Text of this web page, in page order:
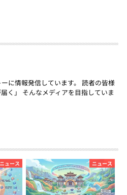
に情報発信しています。 読者の皆様
く」 そんなメディアを目指していま
ニュース ニュース